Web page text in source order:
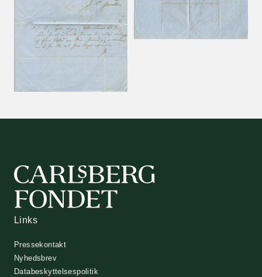
Links
Pressekontakt
Nyhedsbrev
Databeskyttelsespolitik